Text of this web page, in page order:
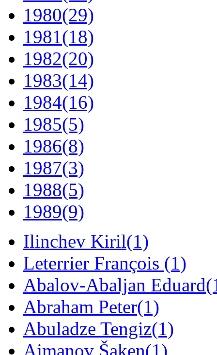
1980(29)
1981(18)
1982(20)
1983(14)
1984(16)
1985(5)
1986(8)
1987(3)
1988(5)
1989(9)
Ilinchev Kiril(1)
Leterrier François (1)
Abalov-Abaljan Eduard
Abraham Peter(1)
Abuladze Tengiz(1)
Ajmanov Šaken(1)